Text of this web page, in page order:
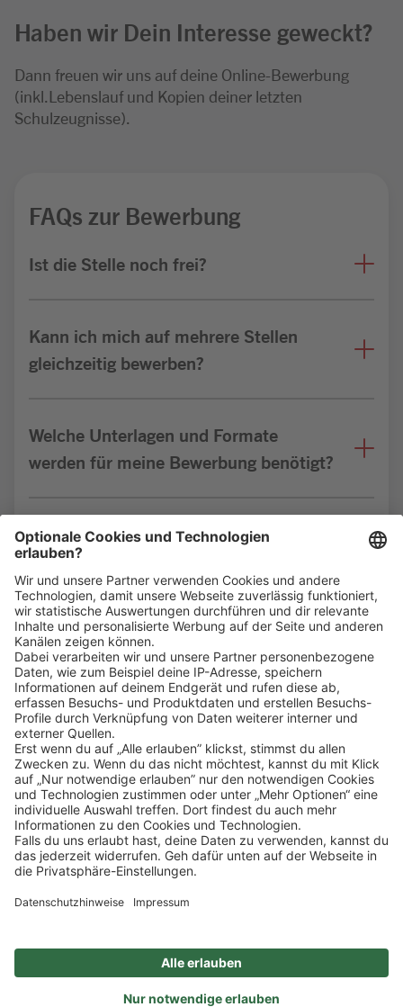
Haben wir Dein Interesse geweckt?
Dann freuen wir uns auf deine Online-Bewerbung
(inkl.Lebenslauf und Kopien deiner letzten
Schulzeugnisse).
FAQs zur Bewerbung
Ist die Stelle noch frei?
Kann ich mich auf mehrere Stellen
gleichzeitig bewerben?
Welche Unterlagen und Formate
werden für meine Bewerbung benötigt?
Bin ich für die Stelle geeignet?
Klickehier, um alle offenen Jobs zu sehen.
Impressum Datenschutz
Privatsphäre-Einstellungen
FAQ
Veranstaltungen
Sitemap